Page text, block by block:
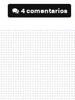
4 comentarios